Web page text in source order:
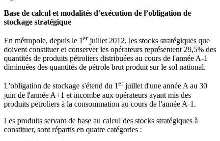
Base de calcul et modalités d’exécution de l’obligation de
stockage stratégique
En métropole, depuis le 1 erjuillet 2012, les stocks stratégiques que
doivent constituer et conserver les opérateurs représentent 29,5% des
quantités de produits pétroliers distribuées au cours de l'année A-1
diminuées des quantités de pétrole brut produit sur le sol national.
L'obligation de stockage s'étend du 1erjuillet d'une année A au 30
juin de l'année A+1 et incombe aux opérateurs ayant mis des
produits pétroliers à la consommation au cours de l'année A-1.
Les produits servant de base au calcul des stocks stratégiques à
constituer, sont répartis en quatre catégories :